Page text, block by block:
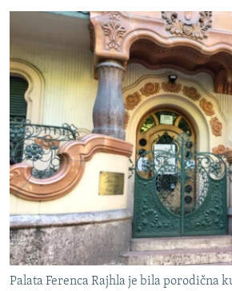
Palata Ferenca Rajhla je bila porodična